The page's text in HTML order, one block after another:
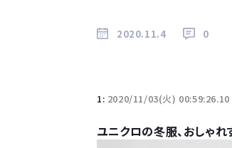
2020.11.4 0
1: 2020/11/03(火)
ユニクロの冬服、おしゃれ